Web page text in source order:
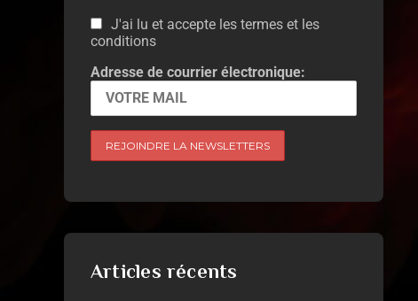
J'ai lu et accepte les termes et les
conditions
Adresse de courrier électronique:
Articles récents